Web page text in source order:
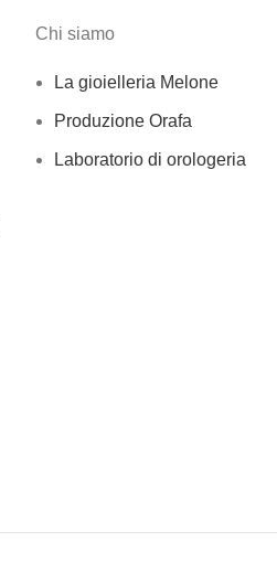
Chi siamo
La gioielleria Melone
Produzione Orafa
Laboratorio di orologeria